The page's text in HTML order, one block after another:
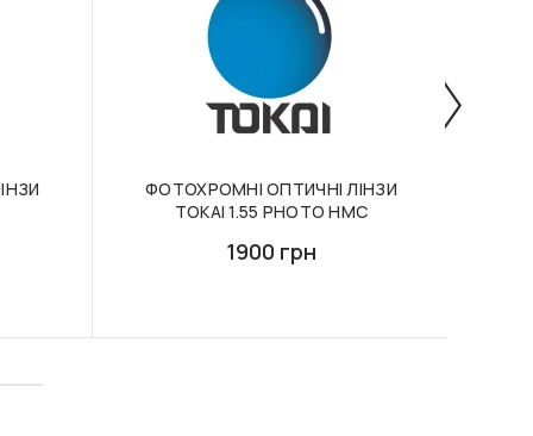
ФОТОХРОМНІ ОПТИЧНІ ЛІНЗИ
TOKAI 1.55 PHOTO HMC
1900 грн